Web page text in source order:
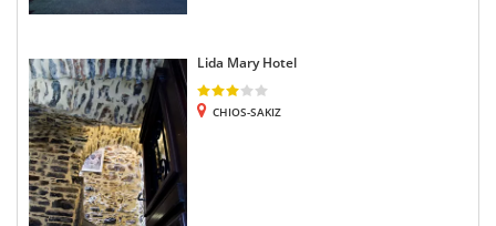
Lida Mary Hotel
CHIOS-SAKIZ